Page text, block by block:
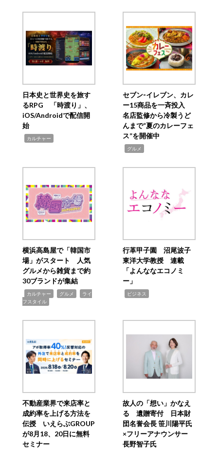
日本史と世界史を旅す
るRPG 「時渡り」、
iOS/Androidで配信開
始
カルチャー
セブン‐イレブン、カレ
ー15商品を一斉投入
名店監修から冷製うど
んまで“夏のカレーフェ
ス”を開催中
グルメ
横浜高島屋で「韓国市
場」がスタート 人気
グルメから雑貨まで約
30ブランドが集結
カルチャー グルメ
ライ
フスタイル
行革甲子園 沼尾波子
東洋大学教授 連載
「よんななエコノミ
ー」
ビジネス
不動産業界で来店率と
成約率を上げる方法を
伝授 いえらぶGROUP
が8月18、20日に無料
セミナー
故人の「想い」かなえ
る 遺贈寄付 日本財
団名誉会長 笹川陽平氏
×フリーアナウンサー
長野智子氏